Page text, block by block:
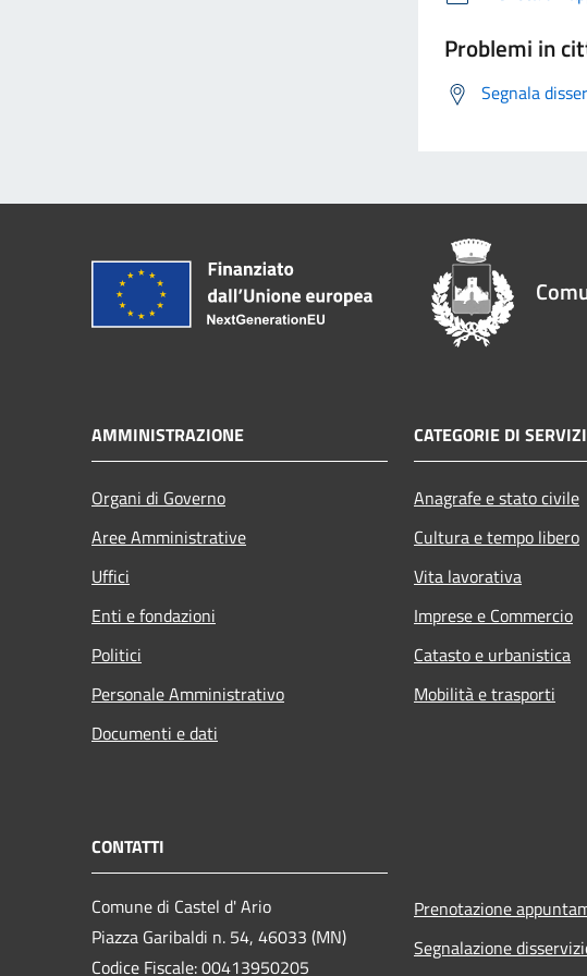
Problemi in
Segnala
AMMINISTRAZIONE
Organi di Governo
Aree Amministrative
Uffici
Enti e fondazioni
Politici
Personale Amministrativo
Documenti e dati
CATEGORIE DI
Anagrafe e stato civile
Cultura e tempo libero
Vita lavorativa
Imprese e Commercio
Catasto e urbanistica
Mobilità e trasporti
CONTATTI
Comune di Castel d' Ario
Piazza Garibaldi n. 54, 46033 (MN)
Codice Fiscale: 00413950205
Prenotazione
Segnalazione